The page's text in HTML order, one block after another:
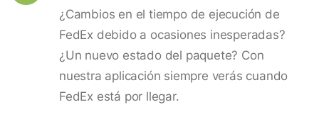
¿Cambios en el tiempo de ejecución de
FedEx debido a ocasiones inesperadas?
¿Un nuevo estado del paquete? Con
nuestra aplicación siempre verás cuando
FedEx está por llegar.